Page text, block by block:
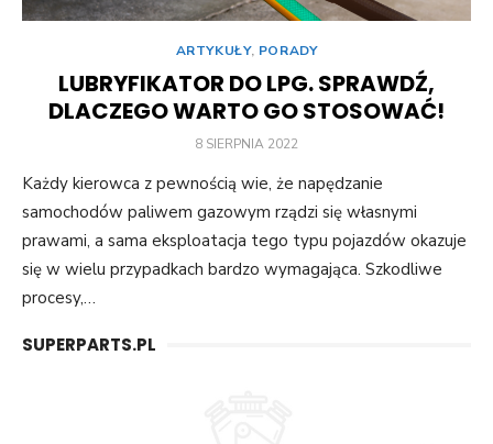
ARTYKUŁY, PORADY
LUBRYFIKATOR DO LPG. SPRAWDŹ,
DLACZEGO WARTO GO STOSOWAĆ!
POSTED
8 SIERPNIA 2022
Każdy kierowca z pewnością wie, że napędzanie
samochodów paliwem gazowym rządzi się własnymi
prawami, a sama eksploatacja tego typu pojazdów okazuje
się w wielu przypadkach bardzo wymagająca. Szkodliwe
procesy,…
SUPERPARTS.PL